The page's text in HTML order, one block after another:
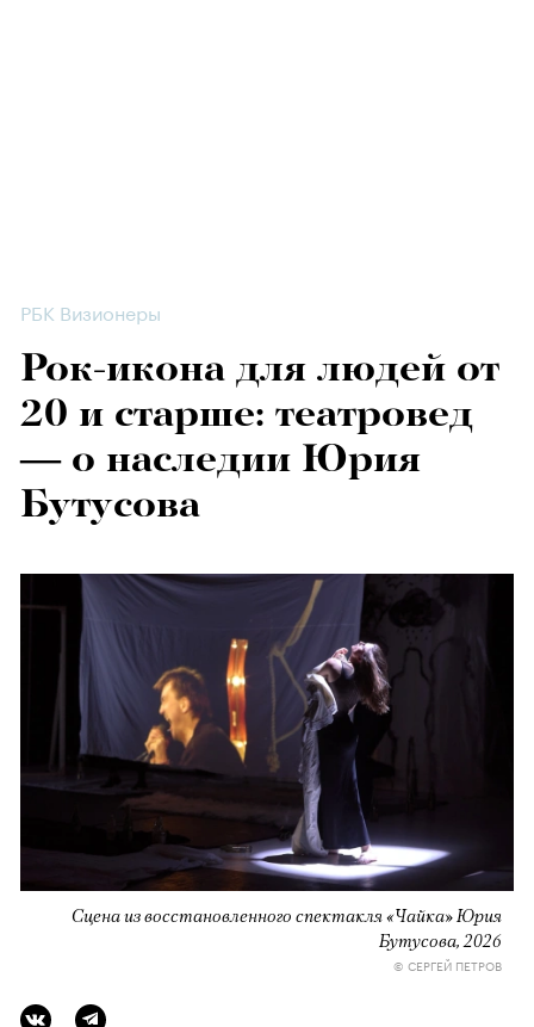
РБК Визионеры
Рок-икона для людей от
20 и старше: театровед
— о наследии Юрия
Бутусова
Сцена из восстановленного спектакля «Чайка» Юрия
Бутусова, 2026
© СЕРГЕЙ ПЕТРОВ